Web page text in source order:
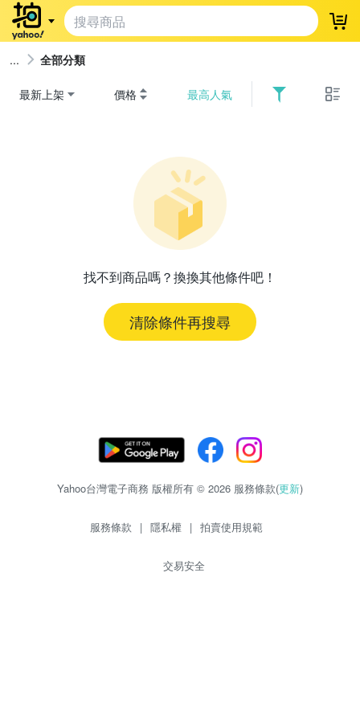
登
全部分類
最新上架 價格 最高人氣
找不到商品嗎？換換其他條件吧！
清除條件再搜尋
Yahoo台灣電子商務 版權所有 © 2026 服務條款(更新)
服務條款 | 隱私權 | 拍賣使用規範
交易安全